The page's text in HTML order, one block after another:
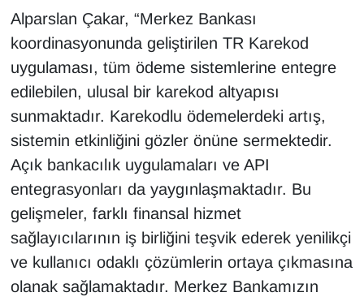
Alparslan Çakar, “Merkez Bankası
koordinasyonunda geliştirilen TR Karekod
uygulaması, tüm ödeme sistemlerine entegre
edilebilen, ulusal bir karekod altyapısı
sunmaktadır. Karekodlu ödemelerdeki artış,
sistemin etkinliğini gözler önüne sermektedir.
Açık bankacılık uygulamaları ve API
entegrasyonları da yaygınlaşmaktadır. Bu
gelişmeler, farklı finansal hizmet
sağlayıcılarının iş birliğini teşvik ederek yenilikçi
ve kullanıcı odaklı çözümlerin ortaya çıkmasına
olanak sağlamaktadır. Merkez Bankamızın